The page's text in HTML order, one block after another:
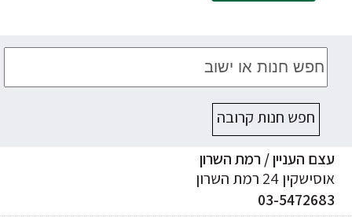
חפש חנות קרובה
העניין / רמת השרון
24 רמת השרון
03-